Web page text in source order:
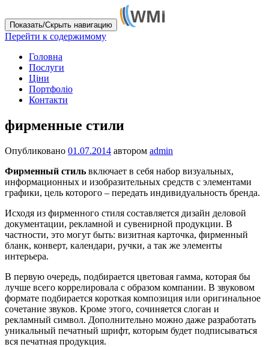
Показать/Скрыть навигацию
Перейти к содержимому
Головна
Послуги
Ціни
Портфоліо
Контакти
фирменные стили
Опубликовано 01.07.2014 автором admin
Фирменный стиль включает в себя набор визуальных,
информационных и изобразительных средств с элементами
графики, цель которого – передать индивидуальность бренда.
Исходя из фирменного стиля составляется дизайн деловой
документации, рекламной и сувенирной продукции. В
частности, это могут быть: визитная карточка, фирменный
бланк, конверт, календари, ручки, а так же элементы
интерьера.
В первую очередь, подбирается цветовая гамма, которая бы
лучше всего коррелировала с образом компании. В звуковом
формате подбирается короткая композиция или оригинальное
сочетание звуков. Кроме этого, сочиняется слоган и
рекламный символ. Дополнительно можно даже разработать
уникальный печатный шрифт, которым будет подписываться
вся печатная продукция.